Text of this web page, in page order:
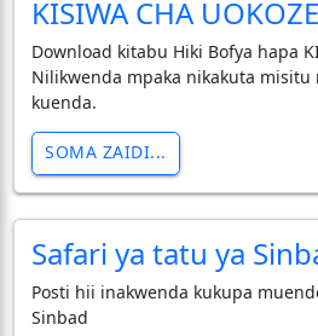
KISIWA CHA
Download kitabu Hiki Bofya hapa
Nilikwenda mpaka nikakuta
kuenda.
SOMA ZAIDI...
Safari ya tatu ya
Posti hii inakwenda kukupa
Sinbad